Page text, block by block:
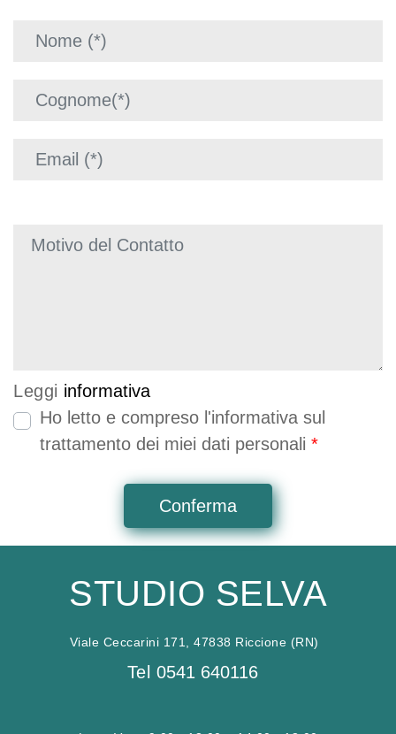
Leggi informativa
Ho letto e compreso l'informativa sul
trattamento dei miei dati personali *
STUDIO SELVA
Viale Ceccarini 171, 47838 Riccione (RN)
Tel 0541 640116